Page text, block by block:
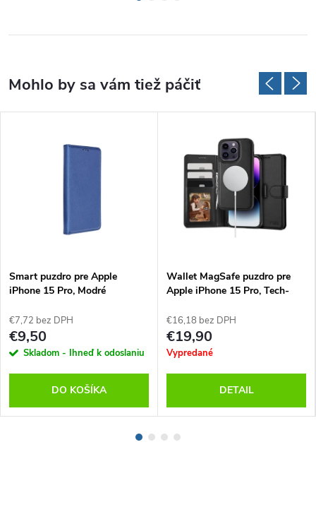
Smart puzdro pre Apple
iPhone 15 Pro, Modré
€7,72 bez DPH
€9,50
Skladom - Ihneď k odoslaniu
DO KOŠÍKA
Wallet MagSafe puzdro pre
Apple iPhone 15 Pro, Tech-
€16,18 bez DPH
€19,90
Vypredané
DETAIL